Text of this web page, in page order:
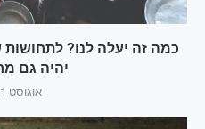
כמה זה יעלה לנו?
יהיה גם
אוגוסט 1, 2025